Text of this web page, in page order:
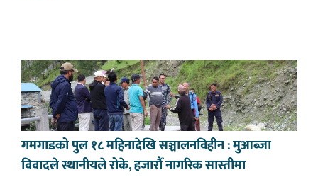
गमगाडको पुल १८ महिनादेखि सञ्चालनविहीन : मुआब्जा
विवादले स्थानीयले रोके, हजारौँ नागरिक सास्तीमा